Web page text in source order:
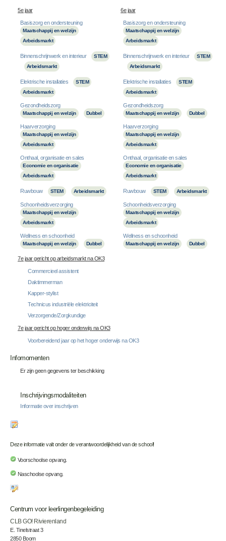
5e jaar
Basiszorg en ondersteuning
Maatschappij en welzijn
Arbeidsmarkt
Binnenschrijnwerk en interieur
STEM
Arbeidsmarkt
Elektrische installaties
STEM
Arbeidsmarkt
Gezondheidszorg
Maatschappij en welzijn Dubbel
Haarverzorging
Maatschappij en welzijn
Arbeidsmarkt
Onthaal, organisatie en sales
Economie en organisatie
Arbeidsmarkt
Ruwbouw STEM Arbeidsmarkt
Schoonheidsverzorging
Maatschappij en welzijn
Arbeidsmarkt
Wellness en schoonheid
Maatschappij en welzijn Dubbel
6e jaar
Basiszorg en ondersteuning
Maatschappij en welzijn
Arbeidsmarkt
Binnenschrijnwerk en interieur
STEM
Arbeidsmarkt
Elektrische installaties
STEM
Arbeidsmarkt
Gezondheidszorg
Maatschappij en welzijn Dubbel
Haarverzorging
Maatschappij en welzijn
Arbeidsmarkt
Onthaal, organisatie en sales
Economie en organisatie
Arbeidsmarkt
Ruwbouw STEM Arbeidsmarkt
Schoonheidsverzorging
Maatschappij en welzijn
Arbeidsmarkt
Wellness en schoonheid
Maatschappij en welzijn Dubbel
7e jaar gericht op arbeidsmarkt na OK3
Commercieel assistent
Daktimmerman
Kapper-stylist
Technicus industriële elektriciteit
Verzorgende/Zorgkundige
7e jaar gericht op hoger onderwijs na OK3
Voorbereidend jaar op het hoger onderwijs na OK3
Infomomenten
Er zijn geen gegevens ter beschikking
Inschrijvingsmodaliteiten
Informatie over inschrijven
Deze informatie valt onder de verantwoordelijkheid van de school!
Voorschoolse opvang.
Naschoolse opvang.
Centrum voor leerlingenbegeleiding
CLB GO! Rivierenland
E. Tinelstraat 3
2850 Boom